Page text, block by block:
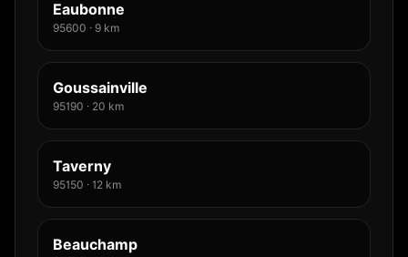
Eaubonne
95600 · 9 km
Goussainville
95190 · 20 km
Taverny
95150 · 12 km
Beauchamp